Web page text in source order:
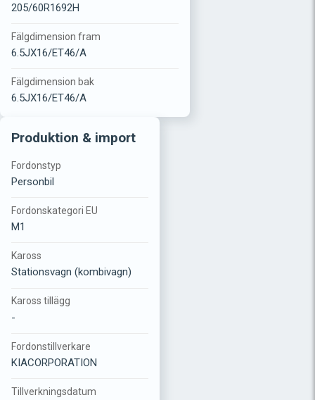
205/60R1692H
Fälgdimension fram
6.5JX16/ET46/A
Fälgdimension bak
6.5JX16/ET46/A
Produktion & import
Fordonstyp
Personbil
Fordonskategori EU
M1
Kaross
Stationsvagn (kombivagn)
Kaross tillägg
-
Fordonstillverkare
KIACORPORATION
Tillverkningsdatum